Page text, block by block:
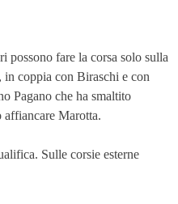
possono fare la corsa solo sulla
in coppia con Biraschi e con
Pagano che ha smaltito
affiancare Marotta.
Sulle corsie esterne